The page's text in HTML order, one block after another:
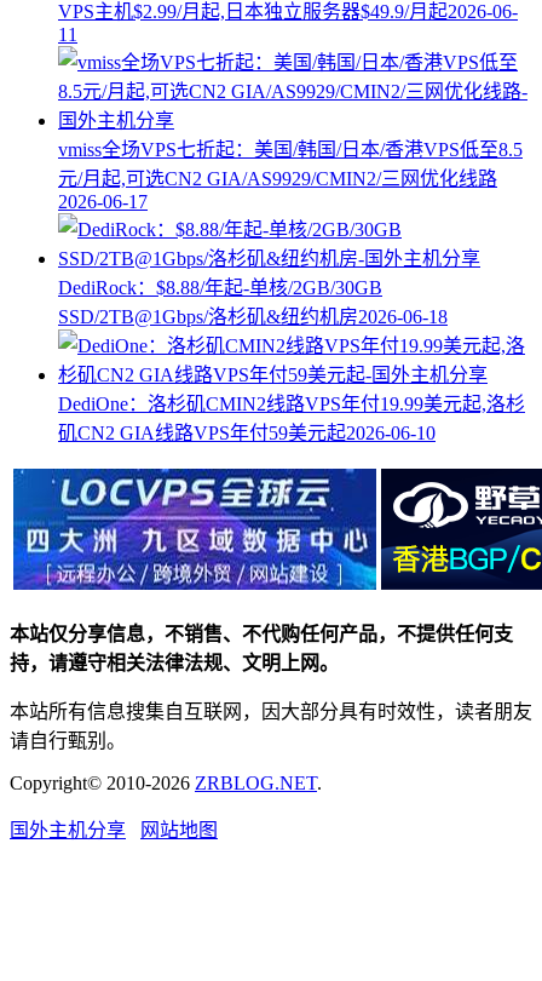
VPS主机$2.99/月起,日本独立服务器$49.9/月起2026-06-
11
vmiss全场VPS七折起：美国/韩国/日本/香港VPS低至8.5
元/月起,可选CN2 GIA/AS9929/CMIN2/三网优化线路
2026-06-17
DediRock：$8.88/年起-单核/2GB/30GB
SSD/2TB@1Gbps/洛杉矶&纽约机房2026-06-18
DediOne：洛杉矶CMIN2线路VPS年付19.99美元起,洛杉
矶CN2 GIA线路VPS年付59美元起2026-06-10
本站仅分享信息，不销售、不代购任何产品，不提供任何支
持，请遵守相关法律法规、文明上网。
本站所有信息搜集自互联网，因大部分具有时效性，读者朋友
请自行甄别。
Copyright© 2010-2026 ZRBLOG.NET.
国外主机分享 网站地图